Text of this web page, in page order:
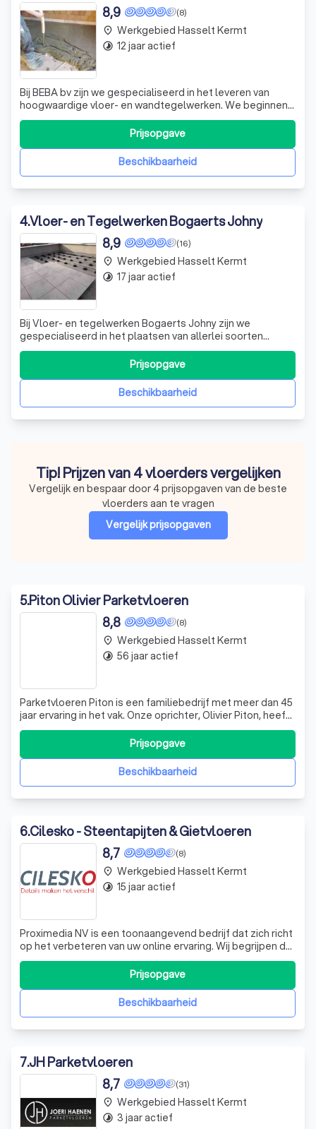
(8)
8,9
Bij BEBA bv zijn we gespecialiseerd in het leveren van
hoogwaardige vloer- en wandtegelwerken. We beginnen
elk project met een bezoek aan de klant om alles te
bespreken en op te meten. Vervolgens stellen we een
gedetailleerde offerte op, die we aan de klant bezorgen.
Na goedkeuring van de offerte, s
Beschikbaarheid
Prijsopgave
place Werkgebied Hasselt Kermt
timelapse 12 jaar actief
4.Vloer- en Tegelwerken Bogaerts Johny
(16)
8,9
Bij Vloer- en tegelwerken Bogaerts Johny zijn we
gespecialiseerd in het plaatsen van allerlei soorten
tegels. Of u nu op zoek bent naar keramische tegels,
natuursteen tegels of wandtegels, wij hebben de
expertise om uw project tot een succes te maken. Maar
onze diensten gaan verder dan alleen tegelw
Beschikbaarheid
Prijsopgave
place Werkgebied Hasselt Kermt
timelapse 17 jaar actief
Tip! Prijzen van 4 vloerders vergelijken
Vergelijk en bespaar door 4 prijsopgaven van de beste
vloerders aan te vragen
Vergelijk prijsopgaven
5.Piton Olivier Parketvloeren
(8)
8,8
Parketvloeren Piton is een familiebedrijf met meer dan 45
jaar ervaring in het vak. Onze oprichter, Olivier Piton, heeft
de kneepjes van het vak geleerd van zijn vader en zet
deze traditie voort als zelfwerkend patroon. Wij zijn
gespecialiseerd in het aanleggen, herstellen,
onderhouden en renoverenBeschikbaarheid
Prijsopgave
place Werkgebied Hasselt Kermt
timelapse 56 jaar actief
6.Cilesko - Steentapijten & Gietvloeren
(8)
8,7
Proximedia NV is een toonaangevend bedrijf dat zich richt
op het verbeteren van uw online ervaring. Wij begrijpen dat
elke gebruiker uniek is en streven ernaar om onze
websites aan te passen aan uw individuele behoeften en
voorkeuren. Onze expertise ligt in het gebruik van cookies
om de functionalit
Beschikbaarheid
Prijsopgave
place Werkgebied Hasselt Kermt
timelapse 15 jaar actief
7.JH Parketvloeren
(31)
8,7
place Werkgebied Hasselt Kermt
timelapse 3 jaar actief